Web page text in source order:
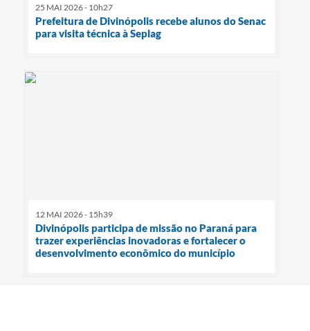
25 MAI 2026 - 10h27
Prefeitura de Divinópolis recebe alunos do Senac
para visita técnica à Seplag
12 MAI 2026 - 15h39
Divinópolis participa de missão no Paraná para
trazer experiências inovadoras e fortalecer o
desenvolvimento econômico do município